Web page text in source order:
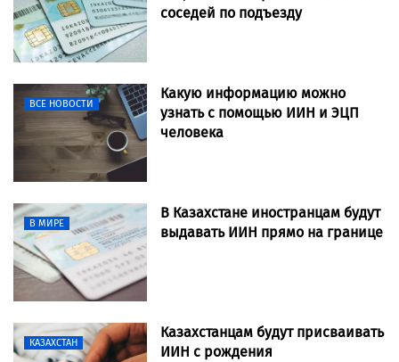
соседей по подъезду
ВСЕ НОВОСТИ
Какую информацию можно
узнать с помощью ИИН и ЭЦП
человека
В МИРЕ
В Казахстане иностранцам будут
выдавать ИИН прямо на границе
КАЗАХСТАН
Казахстанцам будут присваивать
ИИН с рождения